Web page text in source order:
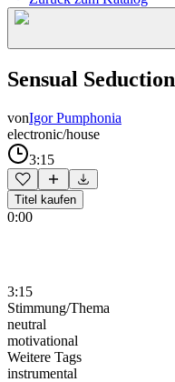
Sensual Seduction
vonIgor Pumphonia
electronic/house
3:15
Titel kaufen
0:00
3:15
Stimmung/Thema
neutral
motivational
Weitere Tags
instrumental